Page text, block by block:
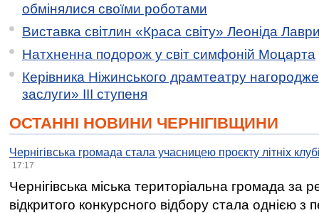
обмінялися своїми роботами
Виставка світлин «Краса світу» Леоніда
Натхненна подорож у світ симфоній Моцарта
Керівника Ніжинського драмтеатру
заслуги» ІІІ ступеня
ОСТАННІ НОВИНИ ЧЕРНІГІВЩИНИ
Чернігівська громада стала учасницею проєкту літніх
17:17
Чернігівська міська територіальна громада за
відкритого конкурсного відбору стала однією